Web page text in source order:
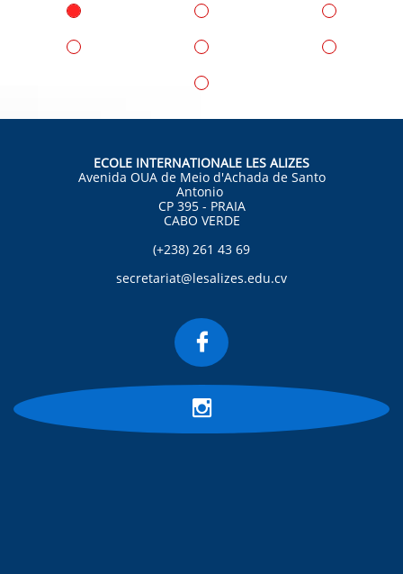
ECOLE INTERNATIONALE LES ALIZES
Avenida OUA de Meio d'Achada de Santo
Antonio
CP 395 - PRAIA
CABO VERDE
(+238) 261 43 69
secretariat@lesalizes.edu.cv

